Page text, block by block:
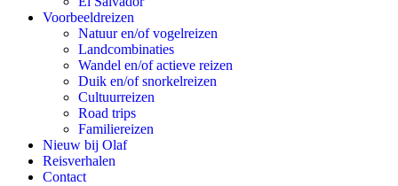
Voorbeeldreizen
Natuur en/of vogelreizen
Landcombinaties
Wandel en/of actieve reizen
Duik en/of snorkelreizen
Cultuurreizen
Road trips
Familiereizen
Nieuw bij Olaf
Reisverhalen
Contact